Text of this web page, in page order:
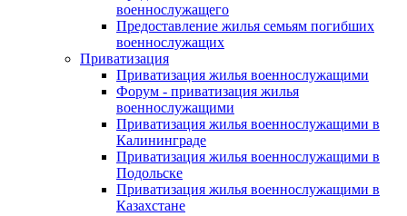
военнослужащего
Предоставление жилья семьям погибших
военнослужащих
Приватизация
Приватизация жилья военнослужащими
Форум - приватизация жилья
военнослужащими
Приватизация жилья военнослужащими в
Калининграде
Приватизация жилья военнослужащими в
Подольске
Приватизация жилья военнослужащими в
Казахстане